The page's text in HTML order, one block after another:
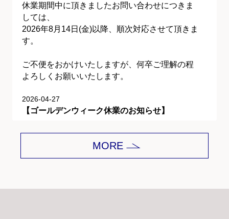
休業期間中に頂きましたお問い合わせにつきま
しては、
2026年8月14日(金)以降、順次対応させて頂きま
す。
ご不便をおかけいたしますが、何卒ご理解の程
よろしくお願いいたします。
2026-04-27
【ゴールデンウィーク休業のお知らせ】
平素は格別のご愛顧を賜り、誠にありがとうご
下記期間をゴールデンウィーク休業とさせて頂
MORE